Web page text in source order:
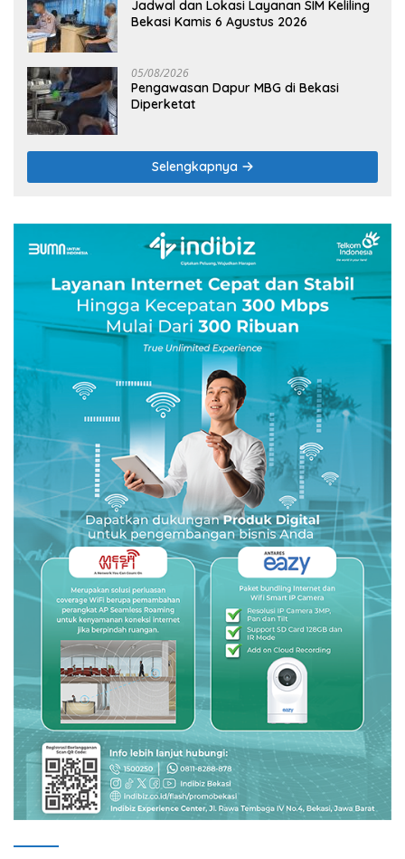
Jadwal dan Lokasi Layanan SIM Keliling
Bekasi Kamis 6 Agustus 2026
05/08/2026
Pengawasan Dapur MBG di Bekasi
Diperketat
Selengkapnya